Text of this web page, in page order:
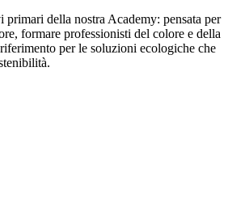
della nostra Academy: pensata per
formare professionisti del colore e della
per le soluzioni ecologiche che